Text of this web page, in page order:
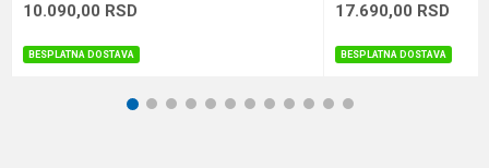
10.090,00 RSD
BESPLATNA DOSTAVA
17.690,00 RSD
BESPLATNA DOSTAVA
1 2 3 4 5 6 7 8 9 101112